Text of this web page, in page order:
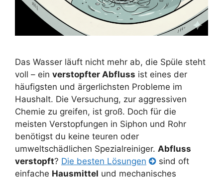
Das Wasser läuft nicht mehr ab, die Spüle steht
voll – ein verstopfter Abfluss ist eines der
häufigsten und ärgerlichsten Probleme im
Haushalt. Die Versuchung, zur aggressiven
Chemie zu greifen, ist groß. Doch für die
meisten Verstopfungen in Siphon und Rohr
benötigst du keine teuren oder
umweltschädlichen Spezialreiniger. Abfluss
verstopft? Die besten Lösungen
sind oft
einfache Hausmittel und mechanisches